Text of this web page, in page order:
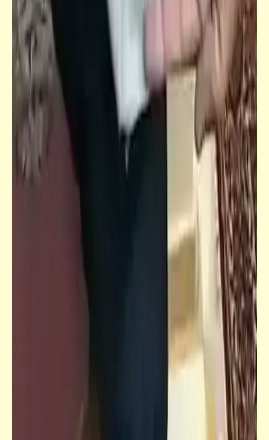
فيدراديو
من التاريخ | أبناء نوح وذرياتهم | الإمبراطور
رمسيس الثاني | أعظم الفاتحين المسلمين
وفتوحاتهم
فيدراديو
كوميديا سريعة | عيشة الكلاب | المصريين آكلي
لحوم البشر | قطع الخلف